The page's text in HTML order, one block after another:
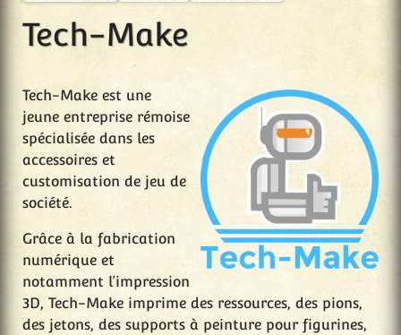
Tech-Make
Tech-Make est une
jeune entreprise rémoise
spécialisée dans les
accessoires et
customisation de jeu de
société.
Grâce à la fabrication
numérique et
notamment l’impression
3D, Tech-Make imprime des ressources, des pions,
des jetons, des supports à peinture pour figurines,